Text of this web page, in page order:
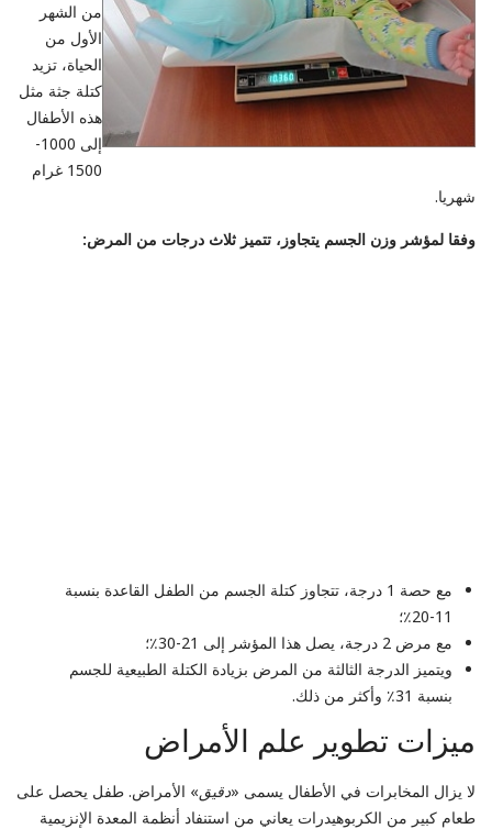
من الشهر
الأول من
الحياة، تزيد
كتلة جثة مثل
هذه الأطفال
إلى 1000-
1500 غرام
شهريا.
وفقا لمؤشر وزن الجسم يتجاوز، تتميز ثلاث درجات من المرض:
مع حصة 1 درجة، تتجاوز كتلة الجسم من الطفل القاعدة بنسبة
11-20٪؛
مع مرض 2 درجة، يصل هذا المؤشر إلى 21-30٪؛
ويتميز الدرجة الثالثة من المرض بزيادة الكتلة الطبيعية للجسم
بنسبة 31٪ وأكثر من ذلك.
ميزات تطوير علم الأمراض
لا يزال المخابرات في الأطفال يسمى «دقيق» الأمراض. طفل يحصل على
طعام كبير من الكربوهيدرات يعاني من استنفاد أنظمة المعدة الإنزيمية